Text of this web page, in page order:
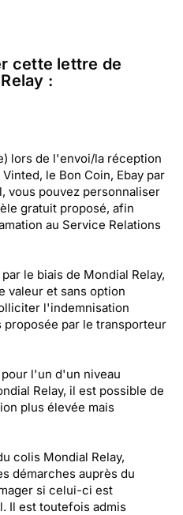
cette lettre de
:
lors de l'envoi/la réception
le Bon Coin, Ebay par
vous pouvez personnaliser
gratuit proposé, afin
au Service Relations
le biais de Mondial Relay,
valeur et sans option
l'indemnisation
par le transporteur
l'un d'un niveau
Relay, il est possible de
plus élevée mais
colis Mondial Relay,
démarches auprès du
si celui-ci est
Il est toutefois admis